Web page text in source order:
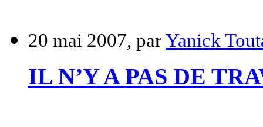
20 mai 2007, parYanick
IL N’Y A PAS DE